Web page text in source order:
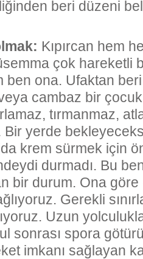
beri düzeni
Kıpırcan hem
çok hareketli
ben ona. Ufaktan
cambaz bir
tırmanmaz,
yerde
krem sürmek için
durmadı. Bu
bir durum. Ona
Gerekli
Uzun
sonrası spora
imkanı sağlayan